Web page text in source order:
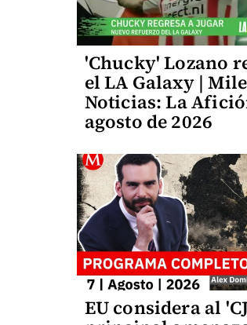
'Chucky' Lozano
el LA Galaxy |
Noticias: La
agosto de 2026
EU considera al